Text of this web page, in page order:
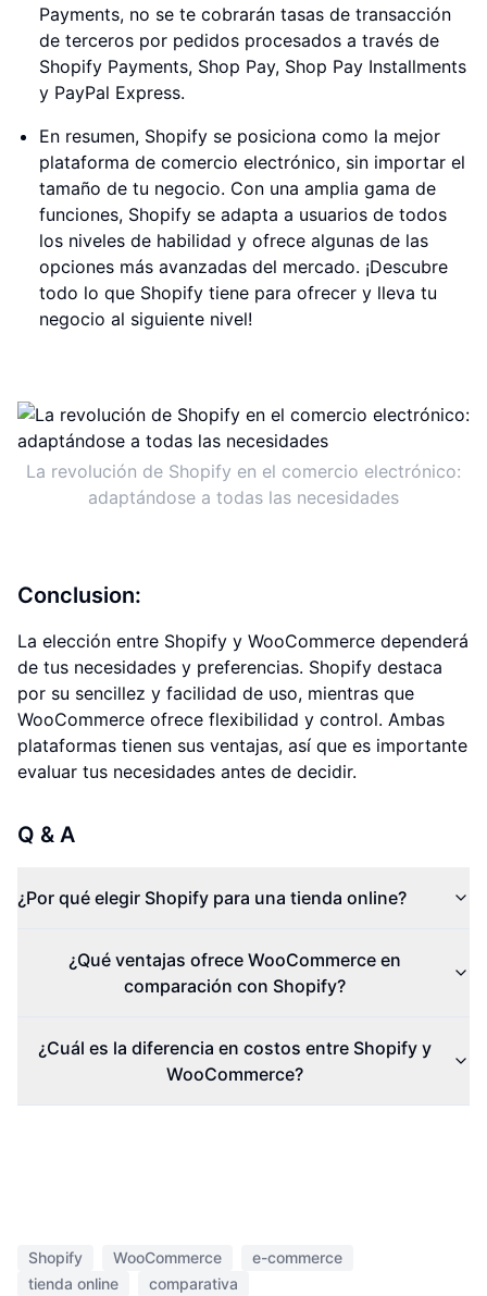
Payments, no se te cobrarán tasas de transacción
de terceros por pedidos procesados a través de
Shopify Payments, Shop Pay, Shop Pay Installments
y PayPal Express.
En resumen, Shopify se posiciona como la mejor
plataforma de comercio electrónico, sin importar el
tamaño de tu negocio. Con una amplia gama de
funciones, Shopify se adapta a usuarios de todos
los niveles de habilidad y ofrece algunas de las
opciones más avanzadas del mercado. ¡Descubre
todo lo que Shopify tiene para ofrecer y lleva tu
negocio al siguiente nivel!
La revolución de Shopify en el comercio electrónico:
adaptándose a todas las necesidades
Conclusion:
La elección entre Shopify y WooCommerce dependerá
de tus necesidades y preferencias. Shopify destaca
por su sencillez y facilidad de uso, mientras que
WooCommerce ofrece flexibilidad y control. Ambas
plataformas tienen sus ventajas, así que es importante
evaluar tus necesidades antes de decidir.
Q & A
¿Por qué elegir Shopify para una tienda online?
¿Qué ventajas ofrece WooCommerce en
comparación con Shopify?
¿Cuál es la diferencia en costos entre Shopify y
WooCommerce?
Shopify WooCommerce
e-commerce
tienda online
comparativa